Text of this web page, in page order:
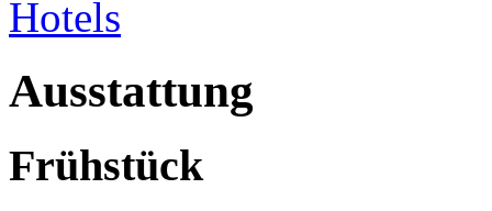
Ausstattung
Frühstück